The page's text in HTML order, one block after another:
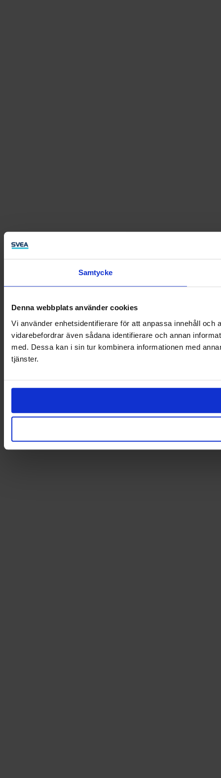
Samtycke
Denna webbplats använder cookies
Vi använder enhetsidentifierare för att anpassa innehåll
vidarebefordrar även sådana identifierare och annan
med. Dessa kan i sin tur kombinera informationen med
tjänster.